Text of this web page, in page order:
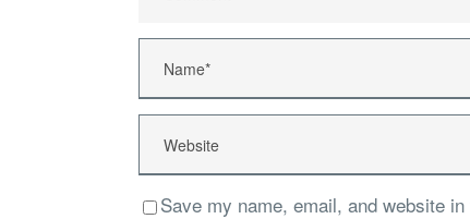
Save my name, email, and website